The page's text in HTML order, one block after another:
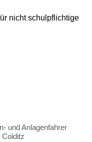
nicht schulpflichtige
und Anlagenfahrer
Colditz